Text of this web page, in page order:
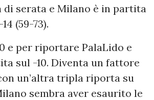
serata e Milano è in partita
(59-73).
e per riportare PalaLido e
sul -10. Diventa un fattore
un’altra tripla riporta su
sembra aver esaurito le